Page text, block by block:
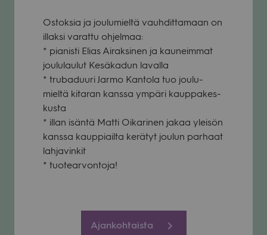
Ostok­sia ja jou­lu­mieltä vauh­dit­ta­maan on
illaksi varattu ohjel­maa:
* pia­nisti Elias Airak­si­nen ja kau­neim­mat
jou­lu­lau­lut Kesä­ka­dun lavalla
* tru­ba­duuri Jarmo Kan­tola tuo jou­lu­
mieltä kita­ran kanssa ympäri kaup­pa­kes­
kusta
* illan isäntä Matti Oika­ri­nen jakaa ylei­sön
kanssa kaup­piailta kerä­tyt jou­lun par­haat
lah­ja­vin­kit
* tuo­tear­von­toja!
Ajankohtaista